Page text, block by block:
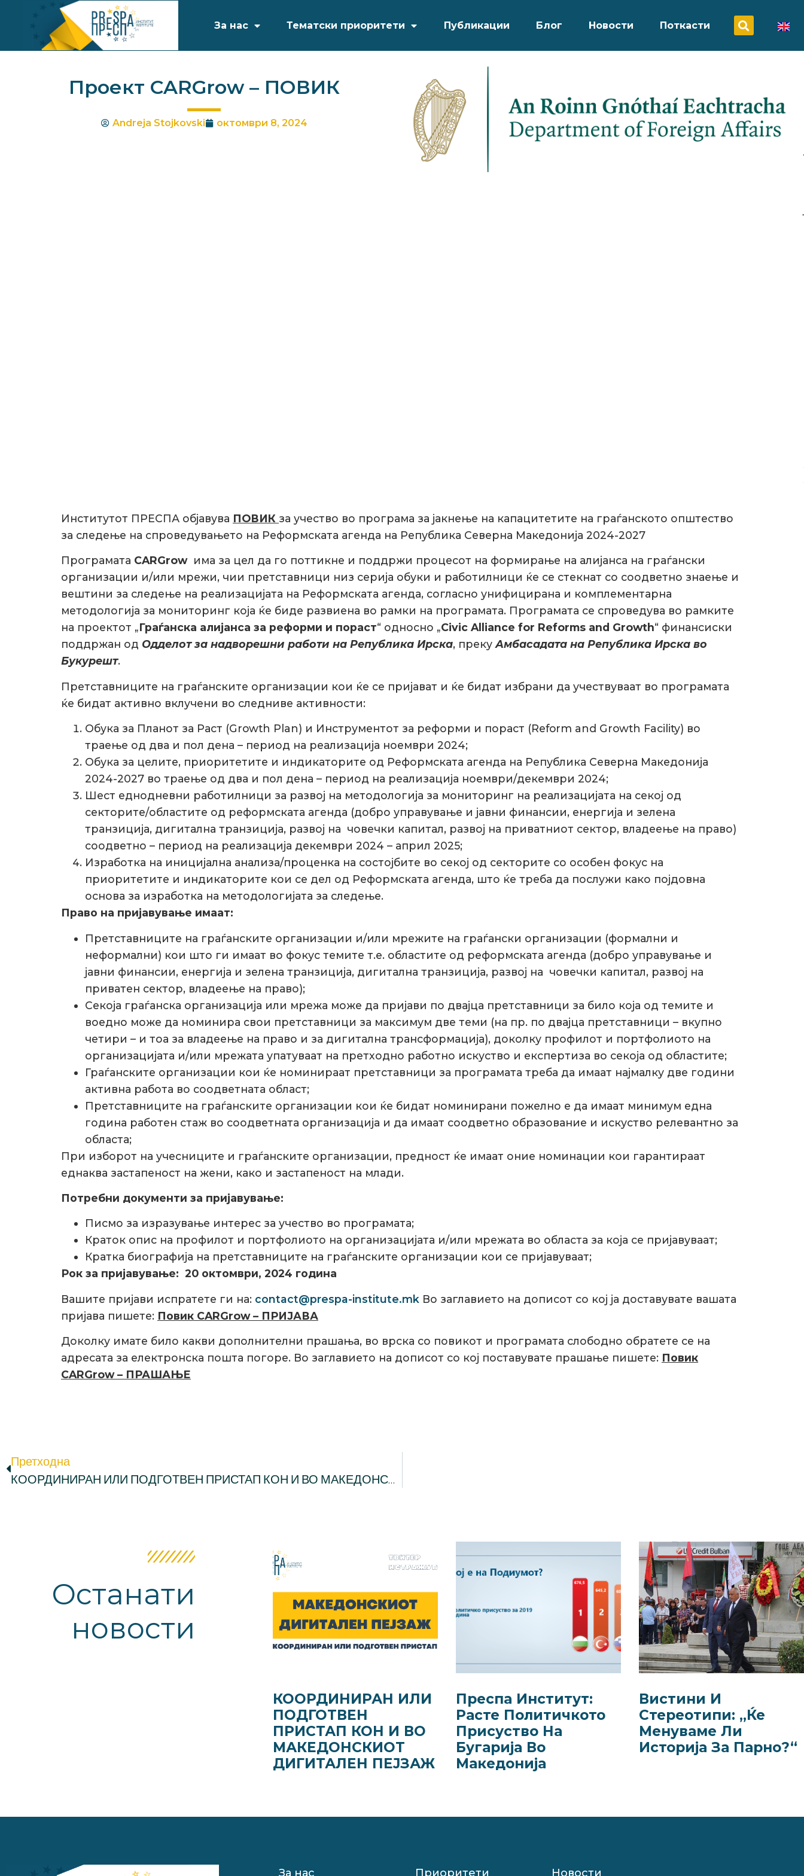
За нас Тематски приоритети Публикации Блог Новости Поткасти
Проект CARGrow – ПОВИК
Andreja Stojkovski октомври 8, 2024
Институтот ПРЕСПА објавува ПОВИК за учество во програма за јакнење на капацитетите на граѓанското општество
за следење на спроведувањето на Реформската агенда на Република Северна Македонија 2024-2027
Програмата CARGrowима за цел да го поттикне и поддржи процесот на формирање на алијанса на граѓански
организации и/или мрежи, чии претставници низ серија обуки и работилници ќе се стекнат со соодветно знаење и
вештини за следење на реализацијата на Реформската агенда, согласно унифицирана и комплементарна
методологија за мониторинг која ќе биде развиена во рамки на програмата. Програмата се спроведува во рамките
на проектот „Граѓанска алијанса за реформи и пораст“ односно „Civic Alliance for Reforms and Growth“ финансиски
поддржан од Одделот за надворешни работи на Република Ирска, прекуАмбасадата на Република Ирска во
Букурешт.
Претставниците на граѓанските организации кои ќе се пријават и ќе бидат избрани да учествуваат во програмата
ќе бидат активно вклучени во следниве активности:
Обука за Планот за Раст (Growth Plan) и Инструментот за реформи и пораст (Reform and Growth Facility) во
траење од два и пол дена – период на реализација ноември 2024;
Обука за целите, приоритетите и индикаторите од Реформската агенда на Република Северна Македонија
2024-2027 во траење од два и пол дена – период на реализација ноември/декември 2024;
Шест еднодневни работилници за развој на методологија за мониторинг на реализацијата на секој од
секторите/областите од реформската агенда (добро управување и јавни финансии, енергија и зелена
транзиција, дигитална транзиција, развој на човечки капитал, развој на приватниот сектор, владеење на право)
соодветно – период на реализација декември 2024 – април 2025;
Изработка на иницијална анализа/проценка на состојбите во секој од секторите со особен фокус на
приоритетите и индикаторите кои се дел од Реформската агенда, што ќе треба да послужи како појдовна
основа за изработка на методологијата за следење.
Право на пријавување имаат:
Претставниците на граѓанските организации и/или мрежите на граѓански организации (формални и
неформални) кои што ги имаат во фокус темите т.е. областите од реформската агенда (добро управување и
јавни финансии, енергија и зелена транзиција, дигитална транзиција, развој на човечки капитал, развој на
приватен сектор, владеење на право);
Секоја граѓанска организација или мрежа може да пријави по двајца претставници за било која од темите и
воедно може да номинира свои претставници за максимум две теми (на пр. по двајца претставници – вкупно
четири – и тоа за владеење на право и за дигитална трансформација), доколку профилот и портфолиото на
организацијата и/или мрежата упатуваат на претходно работно искуство и експертиза во секоја од областите;
Граѓанските организации кои ќе номинираат претставници за програмата треба да имаат најмалку две години
активна работа во соодветната област;
Претставниците на граѓанските организации кои ќе бидат номинирани пожелно е да имаат минимум една
година работен стаж во соодветната организација и да имаат соодветно образование и искуство релевантно за
областа;
При изборот на учесниците и граѓанските организации, предност ќе имаат оние номинации кои гарантираат
еднаква застапеност на жени, како и застапеност на млади.
Потребни документи за пријавување:
Писмо за изразување интерес за учество во програмата;
Краток опис на профилот и портфолиото на организацијата и/или мрежата во областа за која се пријавуваат;
Кратка биографија на претставниците на граѓанските организации кои се пријавуваат;
Рок за пријавување: 20 октомври, 2024 година
Вашите пријави испратете ги на: contact@prespa-institute.mk Во заглавието на дописот со кој ја доставувате вашата
пријава пишете: Повик CARGrow – ПРИЈАВА
Доколку имате било какви дополнителни прашања, во врска со повикот и програмата слободно обратете се на
адресата за електронска пошта погоре. Во заглавието на дописот со кој поставувате прашање пишете: Повик
CARGrow – ПРАШАЊЕ
Претходна
КООРДИНИРАН ИЛИ ПОДГОТВЕН ПРИСТАП КОН И ВО МАКЕДОНСКИОТ ДИГИТАЛЕН ПЕЈЗАЖ
Останати
новости
КООРДИНИРАН ИЛИ
ПОДГОТВЕН
ПРИСТАП КОН И ВО
МАКЕДОНСКИОТ
ДИГИТАЛЕН ПЕЈЗАЖ
Преспа Институт:
Расте Политичкото
Присуство На
Бугарија Во
Македонија
Вистини И
Стерeотипи: „Ќе
Менуваме Ли
Историја За Парно?“
За нас Приоритети Новости